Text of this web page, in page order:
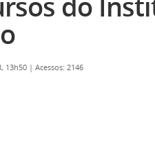
13h50 | Acessos: 2146